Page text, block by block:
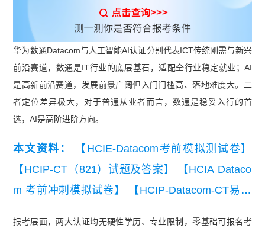
华为数通Datacom与人工智能AI认证分别代表ICT传统刚需与新兴
前沿赛道，数通是IT行业的底层基石，适配全行业稳定就业；AI
是高新前沿赛道，发展前景广阔但入门门槛高、落地难度大。二
者定位差异极大，对于普通从业者而言，数通是稳妥入行的首
选，AI是高阶进阶方向。
本文资料：
【HCIE-Datacom考前模拟测试卷】
【HCIP-CT（821）试题及答案】
【HCIA Dataco
m 考前冲刺模拟试卷】
【HCIP-Datacom-CT易错
报考层面，两大认证均无硬性学历、专业限制，零基础可报名考